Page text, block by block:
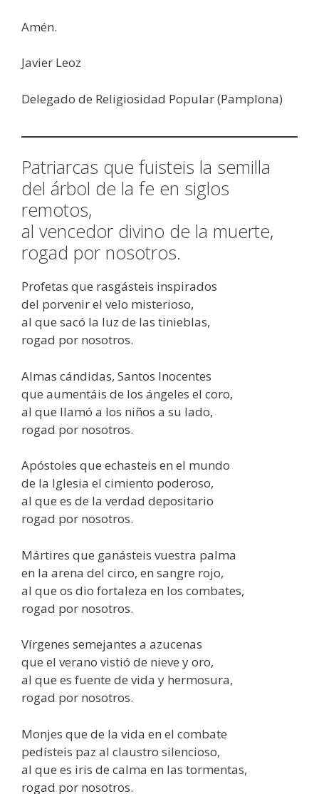
Amén.
Javier Leoz
Delegado de Religiosidad Popular (Pamplona)
Patriarcas que fuisteis la semilla
del árbol de la fe en siglos
remotos,
al vencedor divino de la muerte,
rogad por nosotros.
Profetas que rasgásteis inspirados
del porvenir el velo misterioso,
al que sacó la luz de las tinieblas,
rogad por nosotros.
Almas cándidas, Santos Inocentes
que aumentáis de los ángeles el coro,
al que llamó a los niños a su lado,
rogad por nosotros.
Apóstoles que echasteis en el mundo
de la Iglesia el cimiento poderoso,
al que es de la verdad depositario
rogad por nosotros.
Mártires que ganásteis vuestra palma
en la arena del circo, en sangre rojo,
al que os dio fortaleza en los combates,
rogad por nosotros.
Vírgenes semejantes a azucenas
que el verano vistió de nieve y oro,
al que es fuente de vida y hermosura,
rogad por nosotros.
Monjes que de la vida en el combate
pedísteis paz al claustro silencioso,
al que es iris de calma en las tormentas,
rogad por nosotros.